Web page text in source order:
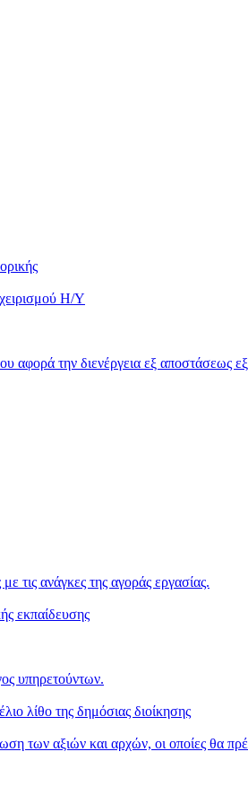
Η/Υ
αφορά την διενέργεια εξ αποστάσεως
τις ανάγκες της αγοράς εργασίας.
εκπαίδευσης
υπηρετούντων.
λίθο της δημόσιας διοίκησης
αξιών και αρχών, οι οποίες θα